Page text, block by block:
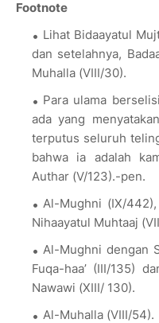
Footnote
Lihat Bidaayatul
dan setelahnya,
Muhalla (VIII/30).
Para ulama
ada yang
terputus seluruh
bahwa ia adalah
Authar (V/123).-pen.
Al-Mughni (IX/442),
Nihaayatul Muhtaaj
Al-Mughni dengan
Fuqa-haa’ (III/135)
Nawawi (XIII/ 130).
Al-Muhalla (VIII/54).